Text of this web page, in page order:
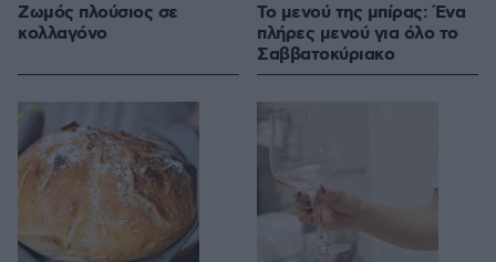
Ζωμός πλούσιος σε
κολλαγόνο
Το μενού της μπίρας: Ένα
πλήρες μενού για όλο το
Σαββατοκύριακο